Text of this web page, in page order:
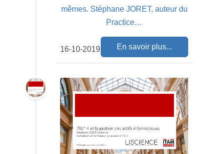
mêmes. Stéphane JORET, auteur du
Practice…
En savoir plus...
16-10-2019